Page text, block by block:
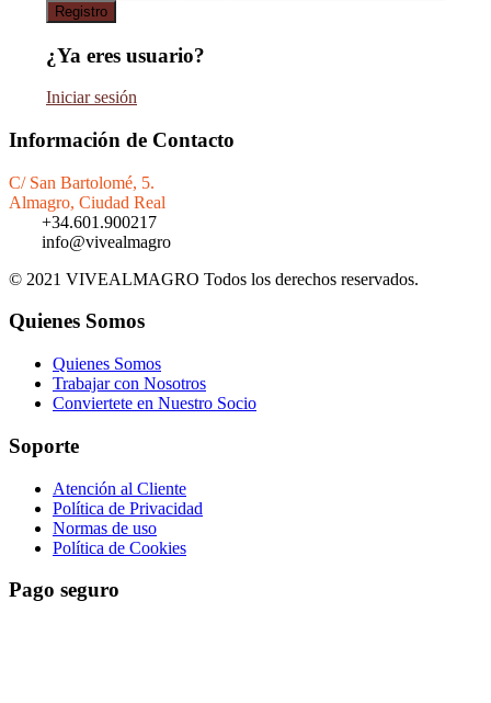
¿Ya eres usuario?
Iniciar sesión
Información de Contacto
C/ San Bartolomé, 5.
Almagro, Ciudad Real
+34.601.900217
info@vivealmagro
© 2021 VIVEALMAGRO Todos los derechos reservados.
Quienes Somos
Quienes Somos
Trabajar con Nosotros
Conviertete en Nuestro Socio
Soporte
Atención al Cliente
Política de Privacidad
Normas de uso
Política de Cookies
Pago seguro